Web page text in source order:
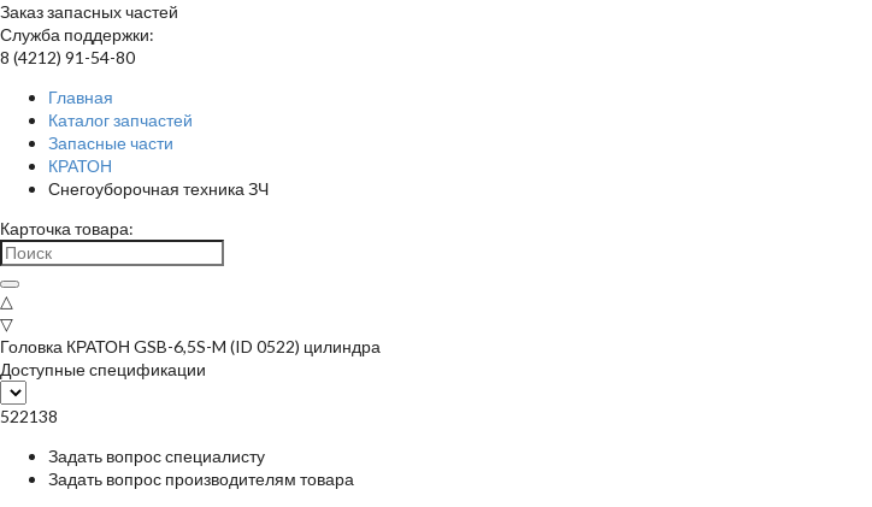
Заказ запасных частей
Служба поддержки:
8 (4212) 91-54-80
Главная
Каталог запчастей
Запасные части
КРАТОН
Снегоуборочная техника ЗЧ
Карточка товара:
△
▽
Головка КРАТОН GSB-6,5S-M (ID 0522) цилиндра
Доступные спецификации
522138
Задать вопрос специалисту
Задать вопрос производителям товара